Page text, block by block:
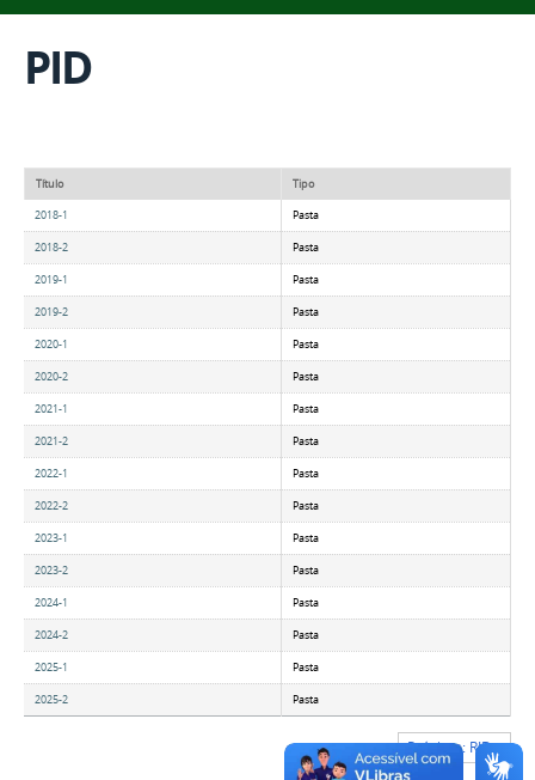
PID
Título Tipo
2018-1 Pasta
2018-2 Pasta
2019-1 Pasta
2019-2 Pasta
2020-1 Pasta
2020-2 Pasta
2021-1 Pasta
2021-2 Pasta
2022-1 Pasta
2022-2 Pasta
2023-1 Pasta
2023-2 Pasta
2024-1 Pasta
2024-2 Pasta
2025-1 Pasta
2025-2 Pasta
Próximo: RID »